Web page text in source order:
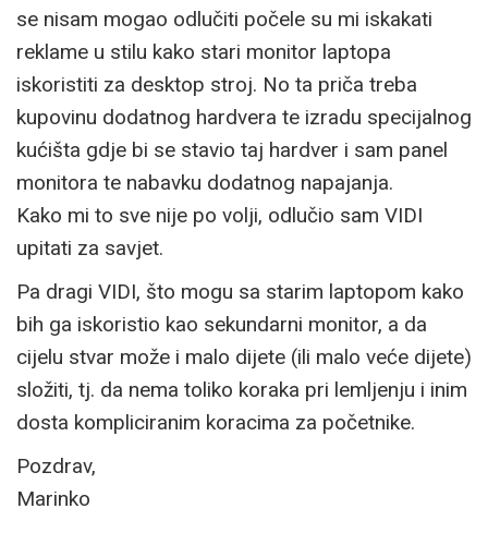
se nisam mogao odlučiti počele su mi iskakati
reklame u stilu kako stari monitor laptopa
iskoristiti za desktop stroj. No ta priča treba
kupovinu dodatnog hardvera te izradu specijalnog
kućišta gdje bi se stavio taj hardver i sam panel
monitora te nabavku dodatnog napajanja.
Kako mi to sve nije po volji, odlučio sam VIDI
upitati za savjet.
Pa dragi VIDI, što mogu sa starim laptopom kako
bih ga iskoristio kao sekundarni monitor, a da
cijelu stvar može i malo dijete (ili malo veće dijete)
složiti, tj. da nema toliko koraka pri lemljenju i inim
dosta kompliciranim koracima za početnike.
Pozdrav,
Marinko